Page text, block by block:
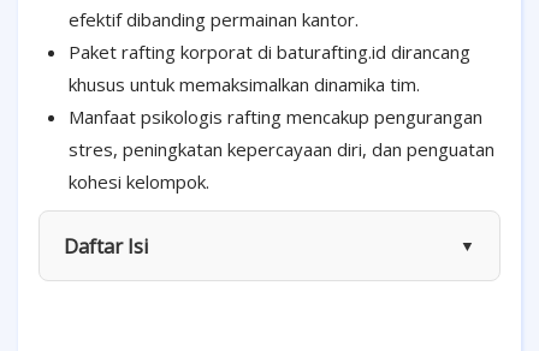
efektif dibanding permainan kantor.
Paket rafting korporat di baturafting.id dirancang
khusus untuk memaksimalkan dinamika tim.
Manfaat psikologis rafting mencakup pengurangan
stres, peningkatan kepercayaan diri, dan penguatan
kohesi kelompok.
Daftar Isi ▼